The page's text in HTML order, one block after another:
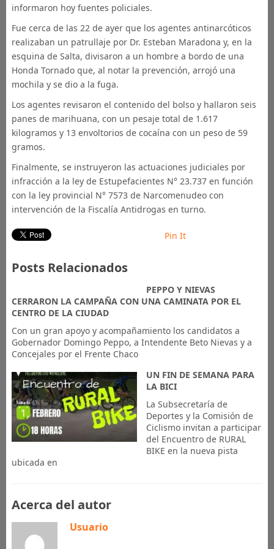
informaron hoy fuentes policiales.
Fue cerca de las 22 de ayer que los agentes antinarcóticos
realizaban un patrullaje por Dr. Esteban Maradona y, en la
esquina de Salta, divisaron a un hombre a bordo de una
Honda Tornado que, al notar la prevención, arrojó una
mochila y se dio a la fuga.
Los agentes revisaron el contenido del bolso y hallaron seis
panes de marihuana, con un pesaje total de 1.617
kilogramos y 13 envoltorios de cocaína con un peso de 59
gramos.
Finalmente, se instruyeron las actuaciones judiciales por
infracción a la ley de Estupefacientes N° 23.737 en función
con la ley provincial N° 7573 de Narcomenudeo con
intervención de la Fiscalía Antidrogas en turno.
Pin It
Posts Relacionados
PEPPO Y NIEVAS
CERRARON LA CAMPAÑA CON UNA CAMINATA POR EL
CENTRO DE LA CIUDAD
Con un gran apoyo y acompañamiento los candidatos a
Gobernador Domingo Peppo, a Intendente Beto Nievas y a
Concejales por el Frente Chaco
UN FIN DE SEMANA PARA
LA BICI
La Subsecretaría de
Deportes y la Comisión de
Ciclismo invitan a participar
del Encuentro de RURAL
BIKE en la nueva pista
ubicada en
Acerca del autor
Usuario